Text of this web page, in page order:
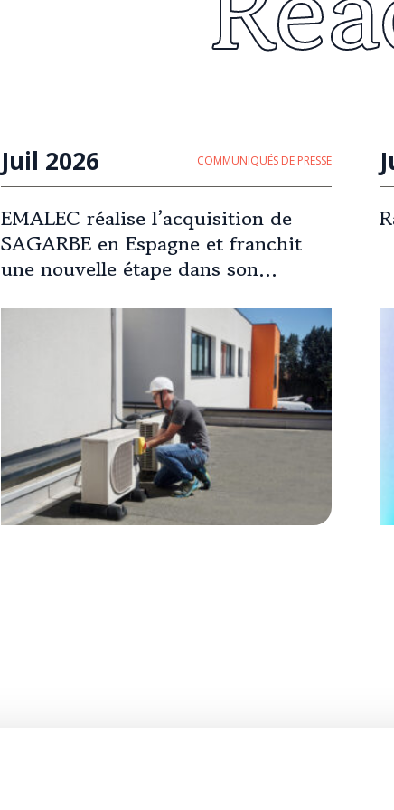
Juil 2026 COMMUNIQUÉS DE PRESSE
EMALEC réalise l’acquisition de
SAGARBE en Espagne et franchit
une nouvelle étape dans son